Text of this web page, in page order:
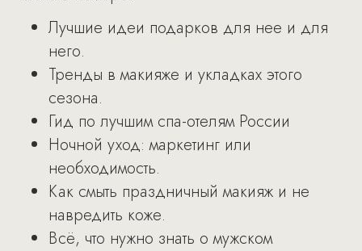
Лучшие идеи подарков для нее и для
него.
Тренды в макияже и укладках этого
сезона.
Гид по лучшим спа-отелям России
Ночной уход: маркетинг или
необходимость.
Как смыть праздничный макияж и не
навредить коже.
Всё, что нужно знать о мужском